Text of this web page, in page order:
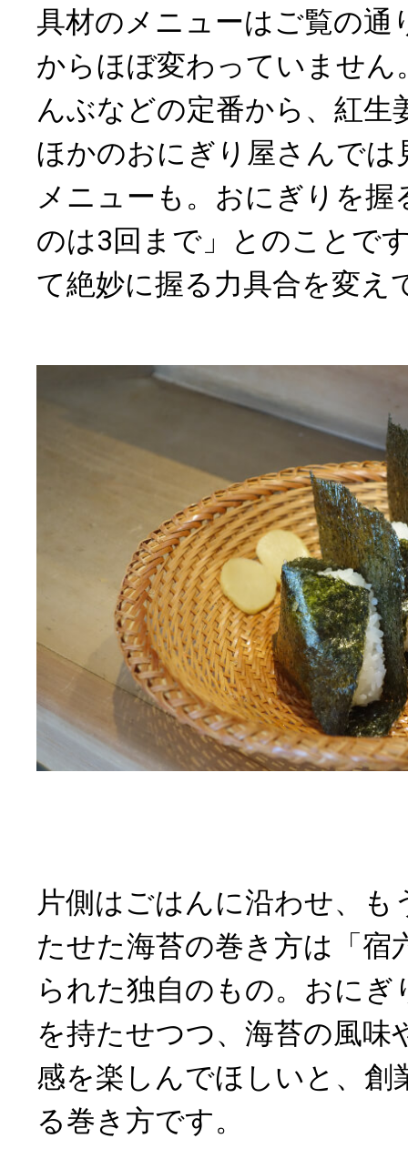
具材のメニューはご覧の通
からほぼ変わっていません
んぶなどの定番から、紅生
ほかのおにぎり屋さんで
メニューも。おにぎりを握
のは3回まで」とのことで
て絶妙に握る力具合を変え
片側はごはんに沿わせ、も
たせた海苔の巻き方は「宿
られた独自のもの。おにぎ
を持たせつつ、海苔の風味
感を楽しんでほしいと、創
る巻き方です。